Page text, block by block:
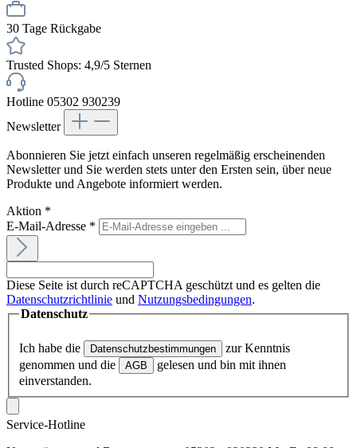
30 Tage Rückgabe
Trusted Shops: 4,9/5 Sternen
Hotline 05302 930239
Newsletter
Abonnieren Sie jetzt einfach unseren regelmäßig erscheinenden
Newsletter und Sie werden stets unter den Ersten sein, über neue
Produkte und Angebote informiert werden.
Aktion *
E-Mail-Adresse *
Diese Seite ist durch reCAPTCHA geschützt und es gelten die
Datenschutzrichtlinie und Nutzungsbedingungen.
Datenschutz
Ich habe die Datenschutzbestimmungen
zur Kenntnis
genommen und die
AGB
gelesen und bin mit ihnen
einverstanden.
Service-Hotline